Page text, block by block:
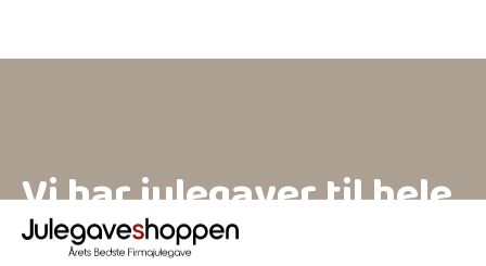
Vi har julegaver til hele
firmaet